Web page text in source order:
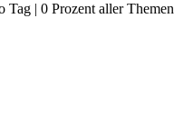
Tag | 0 Prozent aller